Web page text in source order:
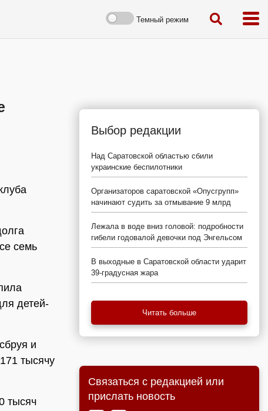
Темный режим
семь
детей-
и
тысячу
тысяч
Выбор редакции
Над Саратовской областью сбили
украинские беспилотники
Организаторов саратовской «Опусгрупп»
начинают судить за отмывание 9 млрд
Лежала в воде вниз головой: подробности
гибели годовалой девочки под Энгельсом
В выходные в Саратовской области ударит
39-градусная жара
Читать больше
Связаться с редакцией или
прислать новость